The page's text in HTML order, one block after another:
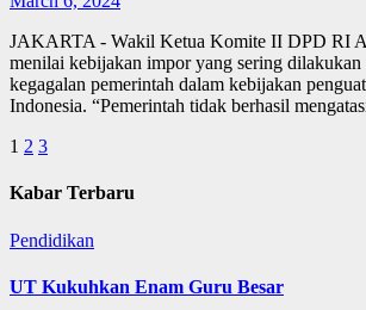
JAKARTA - Wakil Ketua Komite II DPD RI
menilai kebijakan impor yang sering dilakukan
kegagalan pemerintah dalam kebijakan
Indonesia. “Pemerintah tidak berhasil
Posts
pagination
1 2 3
Kabar Terbaru
Pendidikan
UT Kukuhkan Enam Guru Besar